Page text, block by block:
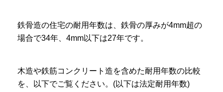
鉄骨造の住宅の耐用年数は、鉄骨の厚みが4mm超の
場合で34年、4mm以下は27年です。
木造や鉄筋コンクリート造を含めた耐用年数の比較
を、以下でご覧ください。(以下は法定耐用年数)